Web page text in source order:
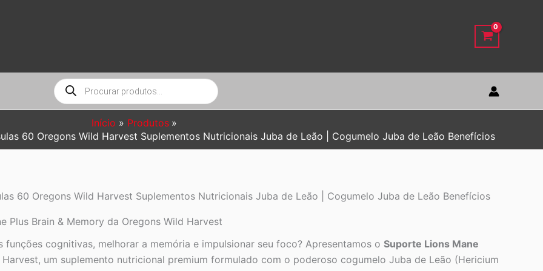
Pesquisar
produtos
Início
Produtos
60 Oregons Wild Harvest Suplementos Nutricionais Juba de Leão | Cogumelo Juba de Leão Benefícios
60 Oregons Wild Harvest Suplementos Nutricionais Juba de Leão | Cogumelo Juba de Leão Benefícios
Plus Brain & Memory da Oregons Wild Harvest
cognitivas, melhorar a memória e impulsionar seu foco? Apresentamos o Suporte Lions Mane
um suplemento nutricional premium formulado com o poderoso cogumelo Juba de Leão (Hericium